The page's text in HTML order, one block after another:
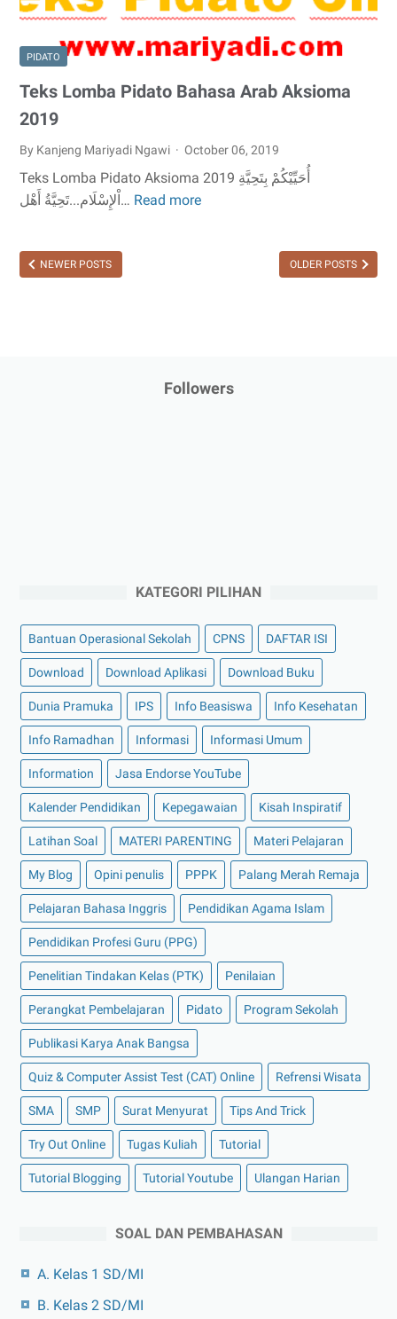
PIDATO
Teks Lomba Pidato Bahasa Arab Aksioma
2019
By Kanjeng Mariyadi Ngawi October 06, 2019
Teks Lomba Pidato Aksioma 2019 أُحَيِّيْكُمْ بِتَحِيَّةِ
اْلإِسْلَام...تَحِيَّةُ أَهْل… Read more
NEWER POSTS OLDER POSTS
Followers
KATEGORI PILIHAN
Bantuan Operasional Sekolah CPNS DAFTAR ISI
Download Download Aplikasi Download Buku
Dunia Pramuka IPS Info Beasiswa Info Kesehatan
Info Ramadhan Informasi Informasi Umum
Information Jasa Endorse YouTube
Kalender Pendidikan Kepegawaian Kisah Inspiratif
Latihan Soal MATERI PARENTING Materi Pelajaran
My Blog Opini penulis PPPK Palang Merah Remaja
Pelajaran Bahasa Inggris Pendidikan Agama Islam
Pendidikan Profesi Guru (PPG)
Penelitian Tindakan Kelas (PTK) Penilaian
Perangkat Pembelajaran Pidato Program Sekolah
Publikasi Karya Anak Bangsa
Quiz & Computer Assist Test (CAT) Online Refrensi Wisata
SMA SMP Surat Menyurat Tips And Trick
Try Out Online Tugas Kuliah Tutorial
Tutorial Blogging Tutorial Youtube Ulangan Harian
SOAL DAN PEMBAHASAN
A. Kelas 1 SD/MI
B. Kelas 2 SD/MI